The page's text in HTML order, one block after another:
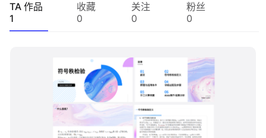
知识分享社区
TA 作品
1
收藏
0
关注
0
粉丝
0
boardmix